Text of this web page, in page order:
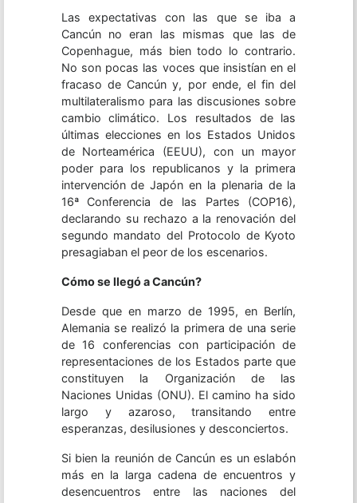
Las expectativas con las que se iba a
Cancún no eran las mismas que las de
Copenhague, más bien todo lo contrario.
No son pocas las voces que insistían en el
fracaso de Cancún y, por ende, el fin del
multilateralismo para las discusiones sobre
cambio climático. Los resultados de las
últimas elecciones en los Estados Unidos
de Norteamérica (EEUU), con un mayor
poder para los republicanos y la primera
intervención de Japón en la plenaria de la
16ª Conferencia de las Partes (COP16),
declarando su rechazo a la renovación del
segundo mandato del Protocolo de Kyoto
presagiaban el peor de los escenarios.
Cómo se llegó a Cancún?
Desde que en marzo de 1995, en Berlín,
Alemania se realizó la primera de una serie
de 16 conferencias con participación de
representaciones de los Estados parte que
constituyen la Organización de las
Naciones Unidas (ONU). El camino ha sido
largo y azaroso, transitando entre
esperanzas, desilusiones y desconciertos.
Si bien la reunión de Cancún es un eslabón
más en la larga cadena de encuentros y
desencuentros entre las naciones del